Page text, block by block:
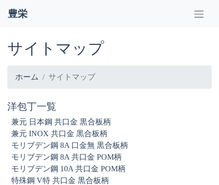
豊栄
サイトマップ
ホーム サイトマップ
洋包丁一覧
兼元 日本鋼 共口金 黒合板柄
兼元 INOX 共口金 黒合板柄
モリブデン鋼 8A 口金無 黒合板柄
モリブデン鋼 8A 共口金 POM柄
モリブデン鋼 10A 共口金 POM柄
特殊鋼 V特 共口金 黒合板柄